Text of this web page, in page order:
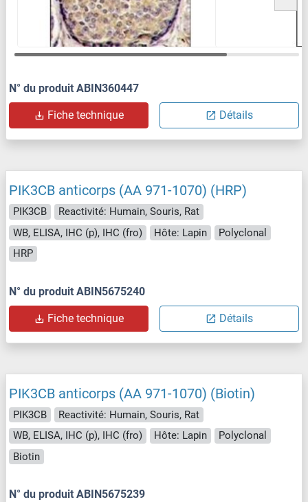
N° du produit ABIN360447
Fiche technique Détails
PIK3CB anticorps (AA 971-1070) (HRP)
PIK3CB
Reactivité: Humain, Souris, Rat
WB, ELISA, IHC (p), IHC (fro)
Hôte: Lapin
Polyclonal
HRP
N° du produit ABIN5675240
Fiche technique Détails
PIK3CB anticorps (AA 971-1070) (Biotin)
PIK3CB
Reactivité: Humain, Souris, Rat
WB, ELISA, IHC (p), IHC (fro)
Hôte: Lapin
Polyclonal
Biotin
N° du produit ABIN5675239